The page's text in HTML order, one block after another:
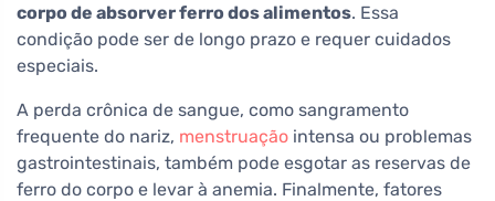
corpo de absorver ferro dos alimentos. Essa
condição pode ser de longo prazo e requer cuidados
especiais.
A perda crônica de sangue, como sangramento
frequente do nariz, menstruação intensa ou problemas
gastrointestinais, também pode esgotar as reservas de
ferro do corpo e levar à anemia. Finalmente, fatores